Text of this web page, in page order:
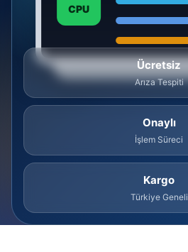
CPU
Ücretsiz
Arıza Tespiti
Onaylı
İşlem Süreci
Kargo
Türkiye Geneli